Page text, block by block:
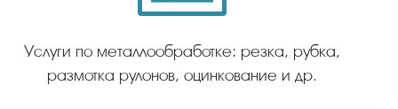
Услуги по металлообработке: резка, рубка,
размотка рулонов, оцинкование и др.